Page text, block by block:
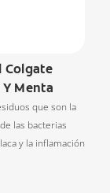
Colgate
Menta
que son la
las bacterias
y la inflamación